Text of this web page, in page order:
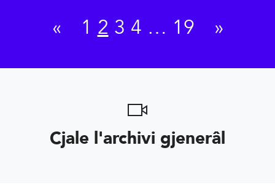
« 1 2 3 4 … 19 »
Cjale l'archivi gjenerâl